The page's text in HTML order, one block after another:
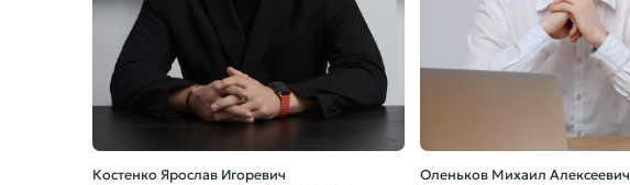
Костенко Ярослав Игоревич
Оленьков Михаил Алексеевич